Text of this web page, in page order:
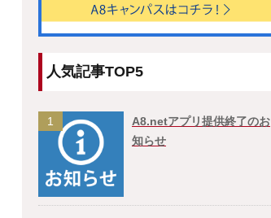
人気記事TOP5
1
A8.netアプリ提供終了のお
知らせ